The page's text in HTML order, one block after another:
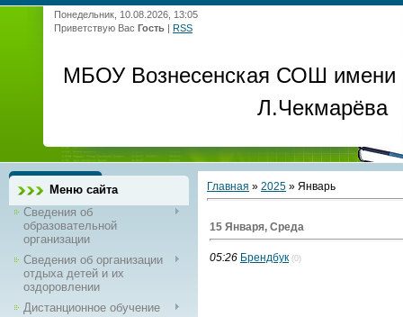
Понедельник, 10.08.2026, 13:05
Приветствую Вас Гость | RSS
МБОУ Вознесенская СОШ имени
Л.Чекмарёва
Меню сайта
Сведения об
образовательной
организации
Сведения об организации
отдыха детей и их
оздоровлении
Дистанционное обучение
Главная » 2025 » Январь
15 Января, Среда
05:26 Брендбук (0)